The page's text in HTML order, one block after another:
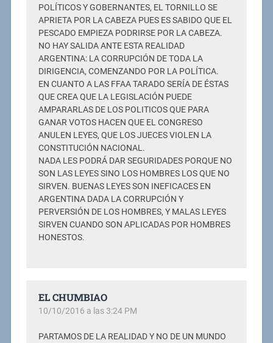
POLÍTICOS Y GOBERNANTES, EL TORNILLO SE
APRIETA POR LA CABEZA PUES ES SABIDO QUE EL
PESCADO EMPIEZA PODRIRSE POR LA CABEZA.
NO HAY SALIDA ANTE ESTA REALIDAD
ARGENTINA: LA CORRUPCIÓN DE TODA LA
DIRIGENCIA, COMENZANDO POR LA POLÍTICA.
EN CUANTO A LAS FFAA TARADO SERÍA DE ÉSTAS
QUE CREA QUE LA LEGISLACIÓN PUEDE
AMPARARLAS DE LOS POLITICOS QUE PARA
GANAR VOTOS HACEN QUE EL CONGRESO
ANULEN LEYES, QUE LOS JUECES VIOLEN LA
CONSTITUCIÓN NACIONAL.
NADA LES PODRÁ DAR SEGURIDADES PORQUE NO
SON LAS LEYES SINO LOS HOMBRES LOS QUE NO
SIRVEN. BUENAS LEYES SON INEFICACES EN
ARGENTINA DADA LA CORRUPCIÓN Y
PERVERSIÓN DE LOS HOMBRES, Y MALAS LEYES
SIRVEN CUANDO SON APLICADAS POR HOMBRES
HONESTOS.
EL CHUMBIAO
10/10/2016 a las 3:24 PM
PARTAMOS DE LA REALIDAD Y NO DE UN MUNDO